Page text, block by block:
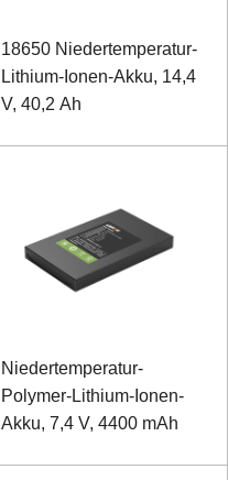
18650 Niedertemperatur-
Lithium-Ionen-Akku, 14,4
V, 40,2 Ah
Niedertemperatur-
Polymer-Lithium-Ionen-
Akku, 7,4 V, 4400 mAh